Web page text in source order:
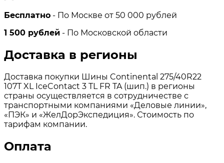
Бесплатно - По Москве от 50 000 рублей
1 500 рублей - По Московской области
Доставка в регионы
Доставка покупки Шины Continental 275/40R22
107T XL IceContact 3 TL FR TA (шип.) в регионы
страны осуществляется в сотрудничестве с
транспортными компаниями «Деловые линии»,
«ПЭК» и «ЖелДорЭкспедиция». Стоимость по
тарифам компании.
Оплата